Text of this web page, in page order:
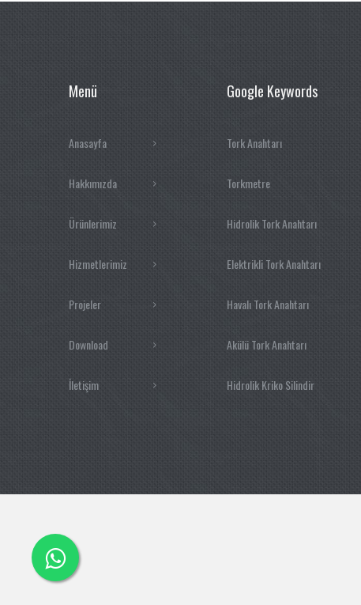
Menü
Anasayfa
Hakkımızda
Ürünlerimiz
Hizmetlerimiz
Projeler
Download
İletişim
Google Keywords
Tork Anahtarı
Torkmetre
Hidrolik Tork Anahtarı
Elektrikli Tork Anahtarı
Havalı Tork Anahtarı
Akülü Tork Anahtarı
Hidrolik Kriko Silindir